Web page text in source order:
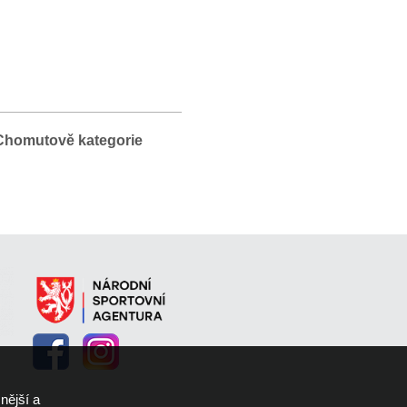
kategorie
ČR jako Mistři Čech. Úspěšná
a pro tanečníky ji připravila
bojů ještě další choreografie, které
místo.
a